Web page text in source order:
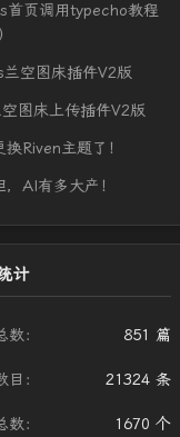
首页调用typecho教程
空图床插件V2版
图床上传插件V2版
Riven主题了！
，AI有多大产！
计
数： 851 篇
目： 21324 条
数： 1670 个